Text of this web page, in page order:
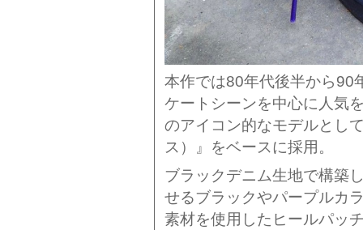
本作では80年代後半から90
ケートシーンを中心に人気
のアイコン的なモデルとし
ス）』をベースに採用。
ブラックデニム生地で構築
せるブラックやパープルカ
素材を使用したヒールパッ